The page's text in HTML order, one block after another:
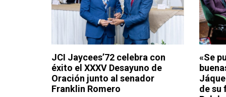
JCI Jaycees’72 celebra con
éxito el XXXV Desayuno de
Oración junto al senador
Franklin Romero
«Se
de su